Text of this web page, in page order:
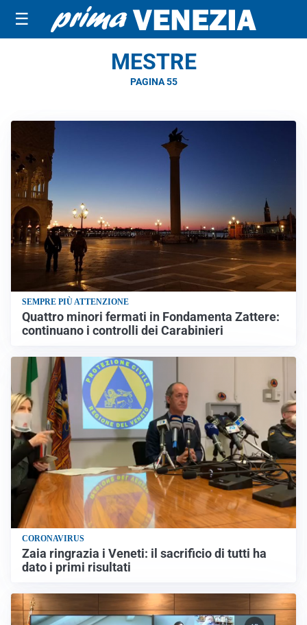
☰
MESTRE
PAGINA 55
SEMPRE PIÙ ATTENZIONE
Quattro minori fermati in Fondamenta Zattere:
continuano i controlli dei Carabinieri
CORONAVIRUS
Zaia ringrazia i Veneti: il sacrificio di tutti ha
dato i primi risultati